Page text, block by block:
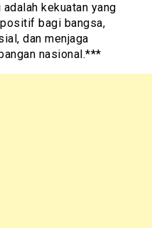
kekuatan yang
bagi bangsa,
dan menjaga
nasional.***